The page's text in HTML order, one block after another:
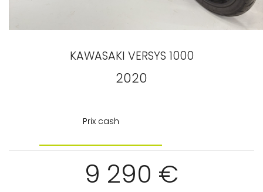
KAWASAKI VERSYS 1000
2020
Prix cash
9 290 €